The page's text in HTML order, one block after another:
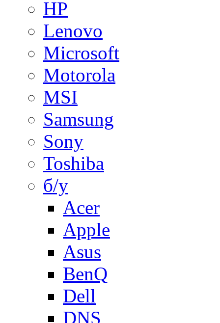
HP
Lenovo
Microsoft
Motorola
MSI
Samsung
Sony
Toshiba
б/у
Acer
Apple
Asus
BenQ
Dell
DNS